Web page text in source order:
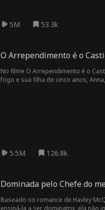
5M 53.3k
O Arrependimento é o
No filme O Arrependimento é o
fogo e sua filha de cinco anos, Anna, cai para a morte. A boa samaritana Merry vai com o caminhão de
5.5M 126.8k
Dominada pelo Chefe do
Baseado no romance de Havley
ensiná-la a ser dominatrix, ela não